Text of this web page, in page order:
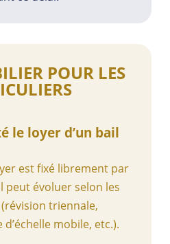
POUR LES
le loyer d’un bail
est fixé librement par
peut évoluer selon les
triennale,
mobile, etc.).